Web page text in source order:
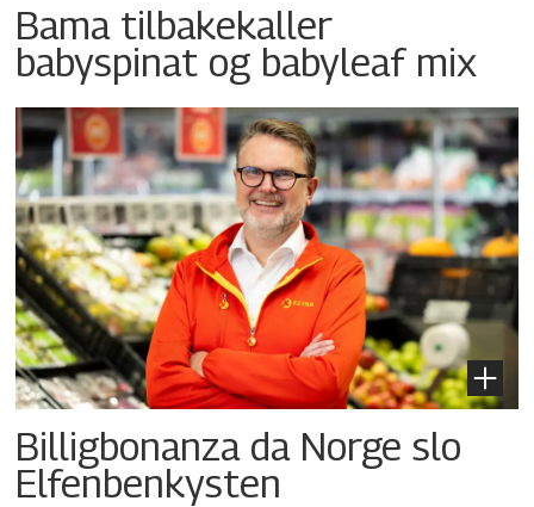
Bama tilbakekaller
babyspinat og babyleaf mix
Billigbonanza da Norge slo
Elfenbenkysten